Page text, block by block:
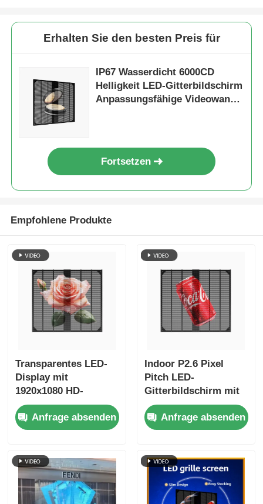
Erhalten Sie den besten Preis für
IP67 Wasserdicht 6000CD
Helligkeit LED-Gitterbildschirm
Anpassungsfähige Videowand
Fortsetzen
Empfohlene Produkte
Transparentes LED-
Display mit
1920x1080 HD-
Auflösung und
1500cd Helligkeit
Touchscreen LED-
den Einkauf
Anfrage absenden
Indoor P2.6 Pixel
Pitch LED-
Gitterbildschirm mit
5500cd Helligkeit und
IP67 Wasserdicht für
Einzelhandelsgeschäfte
Anfrage absenden